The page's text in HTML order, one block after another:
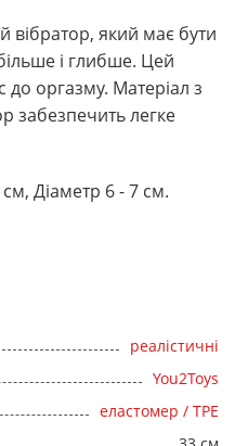
вібратор, який має бути
і глибше. Цей
оргазму. Матеріал з
забезпечить легке
Діаметр 6 - 7 см.
реалістичні
You2Toys
еластомер / TPE